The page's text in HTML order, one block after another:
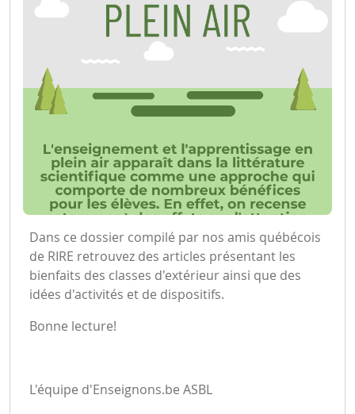
Dans ce dossier compilé par nos amis québécois
de RIRE retrouvez des articles présentant les
bienfaits des classes d'extérieur ainsi que des
idées d'activités et de dispositifs.
Bonne lecture!
L'équipe d'Enseignons.be ASBL